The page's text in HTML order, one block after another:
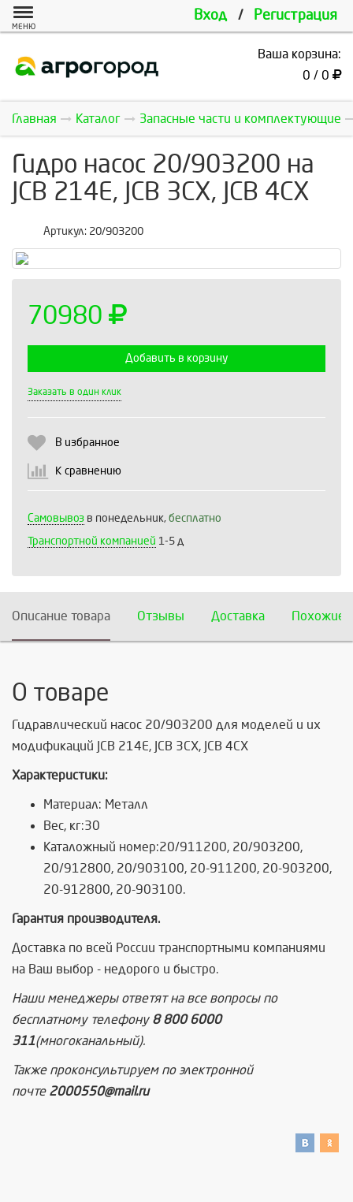
Вход / Регистрация
МЕНЮ
Ваша корзина:
0 / 0
Главная Каталог Запасные части и комплектующие
Гидро насос 20/903200 на
JCB 214E, JCB 3CX, JCB 4CX
Артикул: 20/903200
70980
Добавить в корзину
Заказать в один клик
В избранное
К сравнению
Самовывоз в понедельник, бесплатно
Транспортной компанией 1-5 д
Описание товара Отзывы Доставка Похожие
О товаре
Гидравлический насос 20/903200 для моделей и их
модификаций JCB 214E, JCB 3CX, JCB 4CX
Характеристики:
Материал: Металл
Вес, кг:30
Каталожный номер:20/911200, 20/903200,
20/912800, 20/903100, 20-911200, 20-903200,
20-912800, 20-903100.
Гарантия производителя.
Доставка по всей России транспортными компаниями
на Ваш выбор - недорого и быстро.
Наши менеджеры ответят на все вопросы по
бесплатному телефону8 800 6000
311(многоканальный).
Также проконсультируем по электронной
почте 2000550@mail.ru